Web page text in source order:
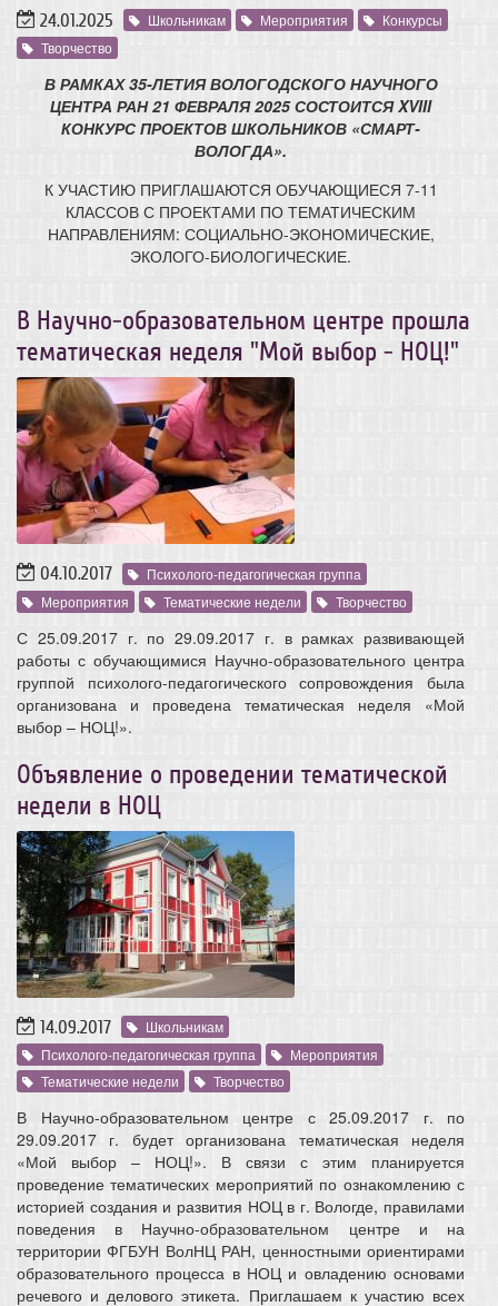
24.01.2025 Школьникам Мероприятия
Конкурсы
Творчество
В РАМКАХ 35-ЛЕТИЯ ВОЛОГОДСКОГО НАУЧНОГО
ЦЕНТРА РАН 21 ФЕВРАЛЯ 2025 СОСТОИТСЯ XVIII
КОНКУРС ПРОЕКТОВ ШКОЛЬНИКОВ «СМАРТ-
ВОЛОГДА».
К УЧАСТИЮ ПРИГЛАШАЮТСЯ ОБУЧАЮЩИЕСЯ 7-11
КЛАССОВ С ПРОЕКТАМИ ПО ТЕМАТИЧЕСКИМ
НАПРАВЛЕНИЯМ: СОЦИАЛЬНО-ЭКОНОМИЧЕСКИЕ,
ЭКОЛОГО-БИОЛОГИЧЕСКИЕ.
В Научно-образовательном центре прошла
тематическая неделя "Мой выбор - НОЦ!"
04.10.2017
Психолого-педагогическая группа
Мероприятия
Тематические недели Творчество
С 25.09.2017 г. по 29.09.2017 г. в рамках развивающей
работы с обучающимися Научно-образовательного центра
группой психолого-педагогического сопровождения была
организована и проведена тематическая неделя «Мой
выбор – НОЦ!».
Объявление о проведении тематической
недели в НОЦ
14.09.2017
Школьникам
Психолого-педагогическая группа
Мероприятия
Тематические недели
Творчество
В Научно-образовательном центре с 25.09.2017 г. по
29.09.2017 г. будет организована тематическая неделя
«Мой выбор – НОЦ!». В связи с этим планируется
проведение тематических мероприятий по ознакомлению с
историей создания и развития НОЦ в г. Вологде, правилами
поведения в Научно-образовательном центре и на
территории ФГБУН ВолНЦ РАН, ценностными ориентирами
образовательного процесса в НОЦ и овладению основами
речевого и делового этикета. Приглашаем к участию всех